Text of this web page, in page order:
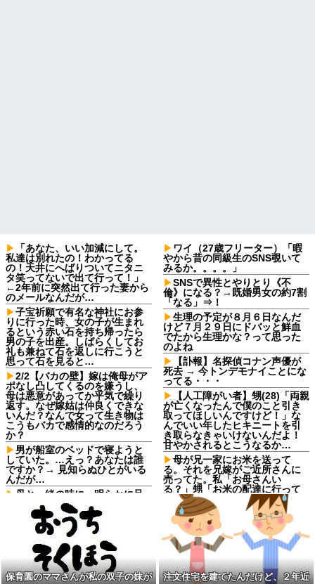
「あなた、いい加減にして。
私達は別れたの！わかってる
の！天井にへばりついてニタニ
タ笑ってないで出て行って！」
←2年前に突然出て行った妻から
のメールなんだが…
子宝祈願で有名な神社にお参
りに行った時、女の子が生まれ
るという赤い石を持ち帰ったら
男の子を出産。しばらくしてお
礼も兼ねて石を返しに行こうと
思って石を見ると…
2/2【バカの壁】嫁は俺母がア
ポなし凸してくるのを嫌うし、
母は悪意があってか平気で繰り
返す。なぜ嫁姑は仲良くできな
いんだ？なんで女って生き物は
こうもバカで感情的なのだろう
か？
男が船室のベッドで寝ようと
していた。…えっ？あなたは誰
ですか？→ 見知らぬひとがいる
んだが…
母と一緒の時に、明らかに足
に障害がある方が歩いていた。
母「なんであんな歩き方なの？
ふざけてるの？」
トメ「この子は義実家の顔じ
ゃない！嫁が義妹旦那とフリン
したのよ！」私「DNA鑑定しま
す？」義妹旦那「もちろんで
す」→結果…
ワイ（27歳フリーター）「暇
やから昔の同級生のSNS覗いて
みるか。。。。」
SNSで異性とやりとり《不
倫》になる？→既婚男女の約7割
「なる」⇒！
生理の予定が８月６日なんだ
けど７月２９日にドバッと鮮血
でたから生理かな？って思った
のよね
【訃報】名探偵コナン声優が
死去 → 今トンデモナイことにな
ってる・・・
【人工障がい者】甥(28)「両親
が亡くなったんで僕のこと引き
取ってほしいんですけど！」な
んでいい年したヒキニートを引
き取らなきゃいけないんだよ！
甘やかされるとこうなるか…
母が兄一家にお米を送って
る。それを兄嫁がご近所さんに
売ってた。私「お母さんい
る？」甥「お米の配達に行って
る」私「？配達？」姪「それ言
っちゃダメなんだよ！」ガチャ
【訃報】任天堂、ガチで終わ
る…世界中でゲーム機が売れな
くなってしまった模様
【画像】ドイツの『ナチス時
代の国会』がガチでカッコ良す
ぎるwwwwwww
保育園のママさんが私の双子の妹が
注文住宅を建てたんだけど、２年近